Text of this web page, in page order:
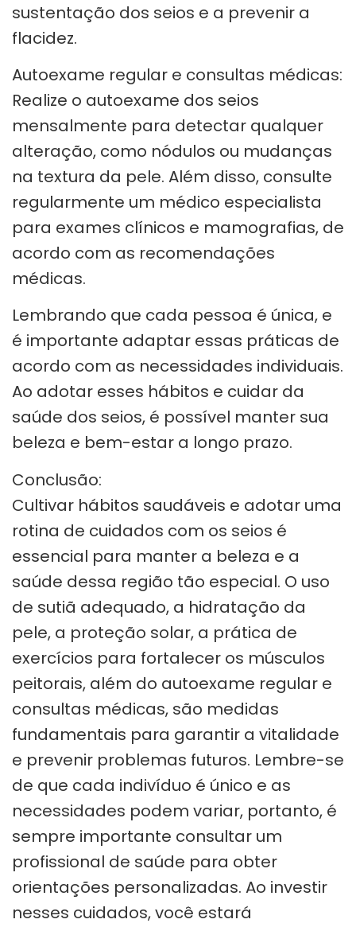
sustentação dos seios e a prevenir a
flacidez.
Autoexame regular e consultas médicas:
Realize o autoexame dos seios
mensalmente para detectar qualquer
alteração, como nódulos ou mudanças
na textura da pele. Além disso, consulte
regularmente um médico especialista
para exames clínicos e mamografias, de
acordo com as recomendações
médicas.
Lembrando que cada pessoa é única, e
é importante adaptar essas práticas de
acordo com as necessidades individuais.
Ao adotar esses hábitos e cuidar da
saúde dos seios, é possível manter sua
beleza e bem-estar a longo prazo.
Conclusão:
Cultivar hábitos saudáveis e adotar uma
rotina de cuidados com os seios é
essencial para manter a beleza e a
saúde dessa região tão especial. O uso
de sutiã adequado, a hidratação da
pele, a proteção solar, a prática de
exercícios para fortalecer os músculos
peitorais, além do autoexame regular e
consultas médicas, são medidas
fundamentais para garantir a vitalidade
e prevenir problemas futuros. Lembre-se
de que cada indivíduo é único e as
necessidades podem variar, portanto, é
sempre importante consultar um
profissional de saúde para obter
orientações personalizadas. Ao investir
nesses cuidados, você estará